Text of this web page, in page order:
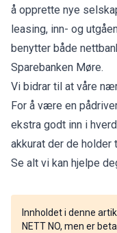
å opprette nye
leasing, inn- og
benytter både
Sparebanken Møre.
Vi bidrar til at våre
For å være en
ekstra godt inn i
akkurat der de holder
Se alt vi kan hjelpe
Innholdet i denne
NETT NO, men er